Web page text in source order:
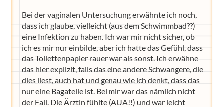
Bei der vaginalen Untersuchung erwähnte ich noch,
dass ich glaube, vielleicht (aus dem Schwimmbad??)
eine Infektion zu haben. Ich war mir nicht sicher, ob
ich es mir nur einbilde, aber ich hatte das Gefühl, dass
das Toilettenpapier rauer war als sonst. Ich erwähne
das hier explizit, falls das eine andere Schwangere, die
dies liest, auch hat und genau wie ich denkt, dass das
nur eine Bagatelle ist. Bei mir war das nämlich nicht
der Fall. Die Ärztin fühlte (AUA!!) und war leicht